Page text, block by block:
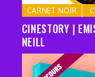
CARNET NOIR
CINESTORY |
NEILL